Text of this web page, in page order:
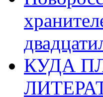
КУДА